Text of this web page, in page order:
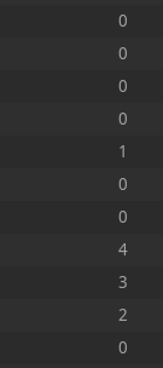
0
0
0
0
1
0
0
4
3
2
0